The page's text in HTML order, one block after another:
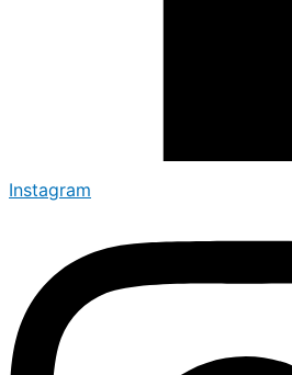
Instagram